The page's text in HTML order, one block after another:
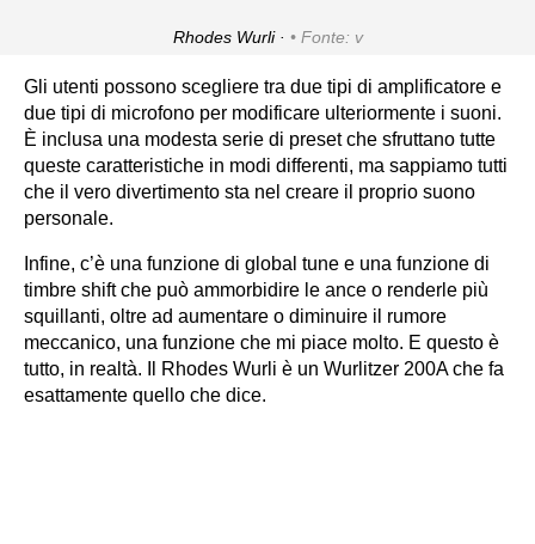
Rhodes Wurli · Fonte: v
Gli utenti possono scegliere tra due tipi di amplificatore e
due tipi di microfono per modificare ulteriormente i suoni.
È inclusa una modesta serie di preset che sfruttano tutte
queste caratteristiche in modi differenti, ma sappiamo tutti
che il vero divertimento sta nel creare il proprio suono
personale.
Infine, c’è una funzione di global tune e una funzione di
timbre shift che può ammorbidire le ance o renderle più
squillanti, oltre ad aumentare o diminuire il rumore
meccanico, una funzione che mi piace molto. E questo è
tutto, in realtà. Il Rhodes Wurli è un Wurlitzer 200A che fa
esattamente quello che dice.